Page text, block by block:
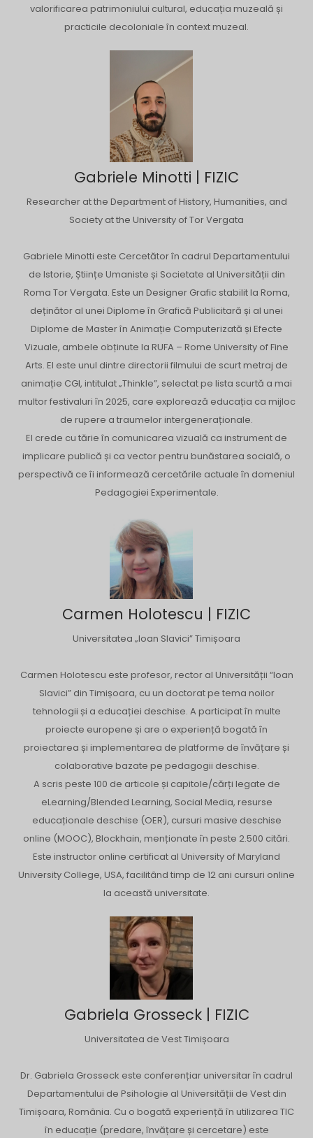
valorificarea patrimoniului cultural, educația muzeală și
practicile decoloniale în context muzeal.
Gabriele Minotti | FIZIC
Researcher at the Department of History, Humanities, and
Society at the University of Tor Vergata
Gabriele Minotti este Cercetător în cadrul Departamentului
de Istorie, Științe Umaniste și Societate al Universității din
Roma Tor Vergata. Este un Designer Grafic stabilit la Roma,
deținător al unei Diplome în Grafică Publicitară și al unei
Diplome de Master în Animație Computerizată și Efecte
Vizuale, ambele obținute la RUFA – Rome University of Fine
Arts. El este unul dintre directorii filmului de scurt metraj de
animație CGI, intitulat „Thinkle”, selectat pe lista scurtă a mai
multor festivaluri în 2025, care explorează educația ca mijloc
de rupere a traumelor intergeneraționale.
El crede cu tărie în comunicarea vizuală ca instrument de
implicare publică și ca vector pentru bunăstarea socială, o
perspectivă ce îi informează cercetările actuale în domeniul
Pedagogiei Experimentale.
Carmen Holotescu | FIZIC
Universitatea „Ioan Slavici” Timișoara
Carmen Holotescu este profesor, rector al Universității “Ioan
Slavici” din Timișoara, cu un doctorat pe tema noilor
tehnologii și a educației deschise. A participat în multe
proiecte europene și are o experiență bogată în
proiectarea și implementarea de platforme de învățare și
colaborative bazate pe pedagogii deschise.
A scris peste 100 de articole și capitole/cărți legate de
eLearning/Blended Learning, Social Media, resurse
educaționale deschise (OER), cursuri masive deschise
online (MOOC), Blockhain, menționate în peste 2.500 citări.
Este instructor online certificat al University of Maryland
University College, USA, facilitând timp de 12 ani cursuri online
la această universitate.
Gabriela Grosseck | FIZIC
Universitatea de Vest Timișoara
Dr. Gabriela Grosseck este conferențiar universitar în cadrul
Departamentului de Psihologie al Universității de Vest din
Timișoara, România. Cu o bogată experiență în utilizarea TIC
în educație (predare, învățare și cercetare) este